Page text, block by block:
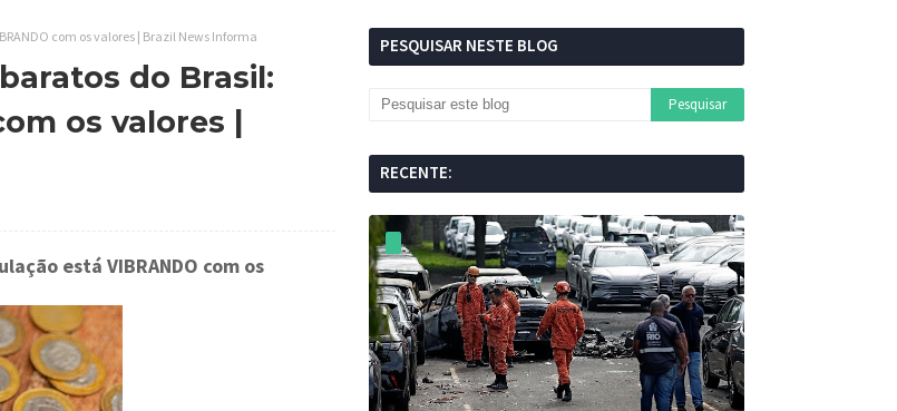
com os valores | Brazil News Informa
do Brasil:
os valores |
está VIBRANDO com os
PESQUISAR NESTE BLOG
RECENTE: